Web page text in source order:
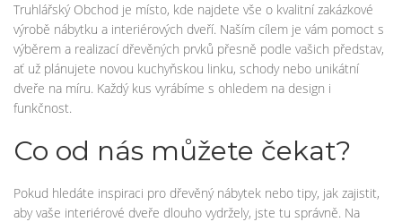
Truhlářský Obchod je místo, kde najdete vše o kvalitní zakázkové
výrobě nábytku a interiérových dveří. Naším cílem je vám pomoct s
výběrem a realizací dřevěných prvků přesně podle vašich představ,
ať už plánujete novou kuchyňskou linku, schody nebo unikátní
dveře na míru. Každý kus vyrábíme s ohledem na design i
funkčnost.
Co od nás můžete čekat?
Pokud hledáte inspiraci pro dřevěný nábytek nebo tipy, jak zajistit,
aby vaše interiérové dveře dlouho vydržely, jste tu správně. Na